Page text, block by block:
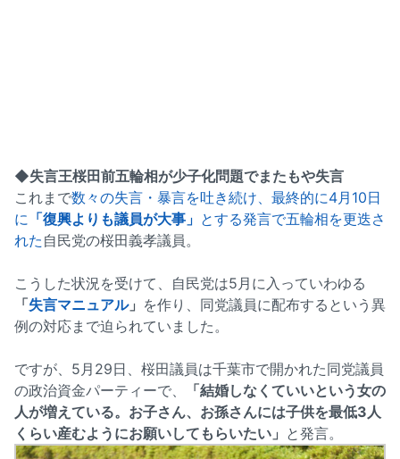
◆失言王桜田前五輪相が少子化問題でまたもや失言
これまで数々の失言・暴言を吐き続け、最終的に4月10日
に 「復興よりも議員が大事」 とする発言で五輪相を更迭さ
れた 自民党の桜田義孝議員。
こうした状況を受けて、自民党は5月に入っていわゆる
「失言マニュアル」 を作り、同党議員に配布するという異
例の対応まで迫られていました。
ですが、5月29日、桜田議員は千葉市で開かれた同党議員
の政治資金パーティーで、
「結婚しなくていいという女の
人が増えている。お子さん、お孫さんには子供を最低3人
くらい産むようにお願いしてもらいたい」 と発言。